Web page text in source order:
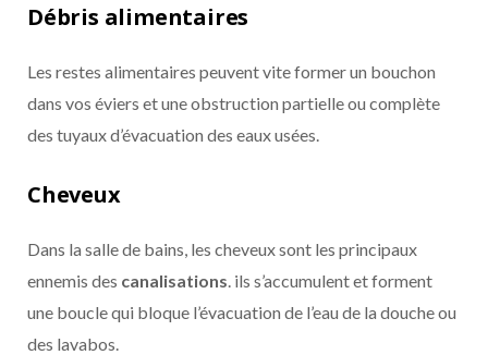
Débris alimentaires
Les restes alimentaires peuvent vite former un bouchon
dans vos éviers et une obstruction partielle ou complète
des tuyaux d’évacuation des eaux usées.
Cheveux
Dans la salle de bains, les cheveux sont les principaux
ennemis des canalisations. ils s’accumulent et forment
une boucle qui bloque l’évacuation de l’eau de la douche ou
des lavabos.